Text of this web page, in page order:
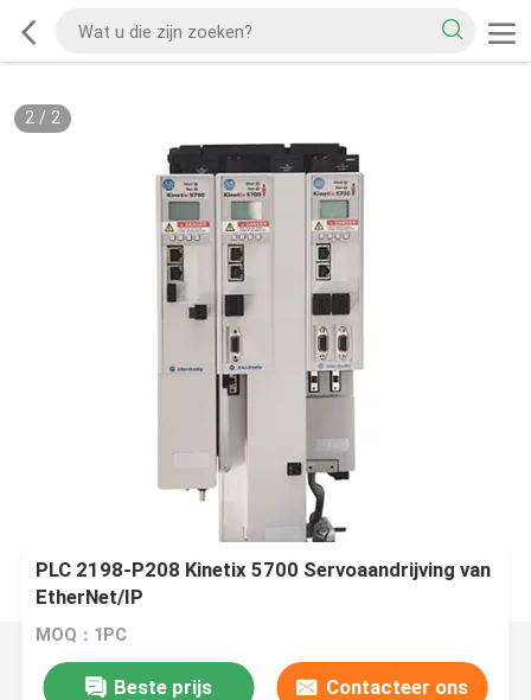
2/ 2
PLC 2198-P208 Kinetix 5700 Servoaandrijving van
EtherNet/IP
MOQ：1PC
Beste prijs Contacteer ons